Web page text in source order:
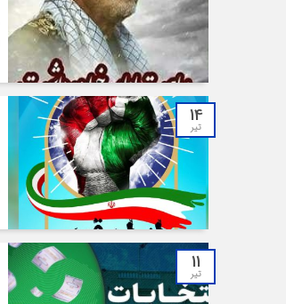
14
تیر
11
تیر